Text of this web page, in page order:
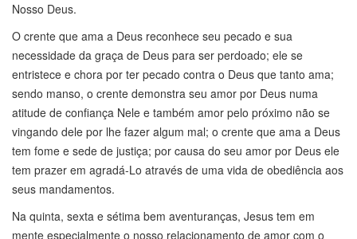
Nosso Deus.
O crente que ama a Deus reconhece seu pecado e sua
necessidade da graça de Deus para ser perdoado; ele se
entristece e chora por ter pecado contra o Deus que tanto ama;
sendo manso, o crente demonstra seu amor por Deus numa
atitude de confiança Nele e também amor pelo próximo não se
vingando dele por lhe fazer algum mal; o crente que ama a Deus
tem fome e sede de justiça; por causa do seu amor por Deus ele
tem prazer em agradá-Lo através de uma vida de obediência aos
seus mandamentos.
Na quinta, sexta e sétima bem aventuranças, Jesus tem em
mente especialmente o nosso relacionamento de amor com o